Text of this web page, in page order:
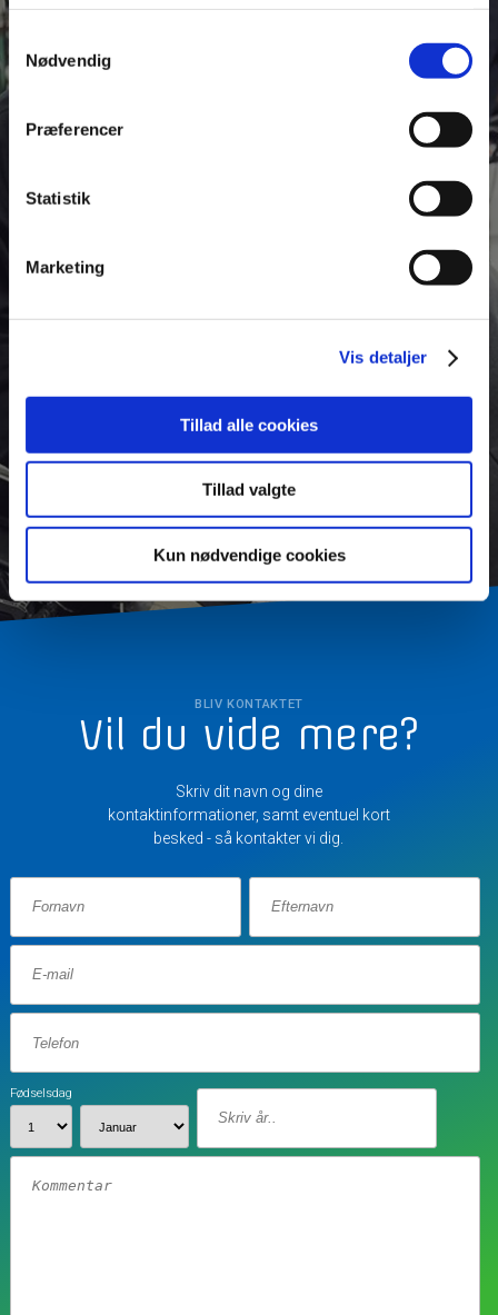
Samtykkevalg
Nødvendig
Præferencer
Statistik
Marketing
Vis detaljer
Tillad alle cookies
Tillad valgte
Kun nødvendige cookies
BLIV KONTAKTET
Vil du vide mere?
Skriv dit navn og dine
kontaktinformationer, samt eventuel kort
besked - så kontakter vi dig.
Fødselsdag